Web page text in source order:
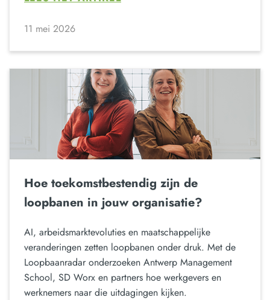
11 mei 2026
Hoe toekomstbestendig zijn de
loopbanen in jouw organisatie?
AI, arbeidsmarktevoluties en maatschappelijke
veranderingen zetten loopbanen onder druk. Met de
Loopbaanradar onderzoeken Antwerp Management
School, SD Worx en partners hoe werkgevers en
werknemers naar die uitdagingen kijken.